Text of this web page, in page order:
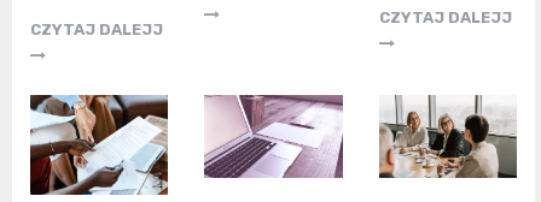
CZYTAJ DALEJJ
CZYTAJ DALEJJ